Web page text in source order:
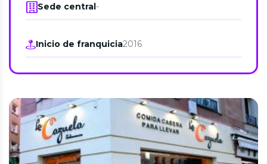
Sede central-
Inicio de franquicia2016